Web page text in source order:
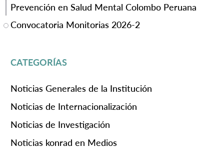
Prevención en Salud Mental Colombo Peruana
Convocatoria Monitorias 2026-2
CATEGORÍAS
Noticias Generales de la Institución
Noticias de Internacionalización
Noticias de Investigación
Noticias konrad en Medios